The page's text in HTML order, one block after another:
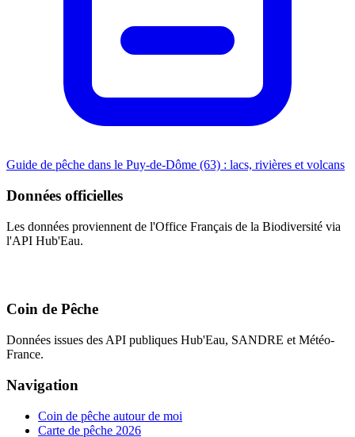
Guide de pêche dans le Puy-de-Dôme (63) : lacs, rivières et volcans
Données officielles
Les données proviennent de l'Office Français de la Biodiversité via
l'API Hub'Eau.
Coin de Pêche
Données issues des API publiques Hub'Eau, SANDRE et Météo-
France.
Navigation
Coin de pêche autour de moi
Carte de pêche 2026